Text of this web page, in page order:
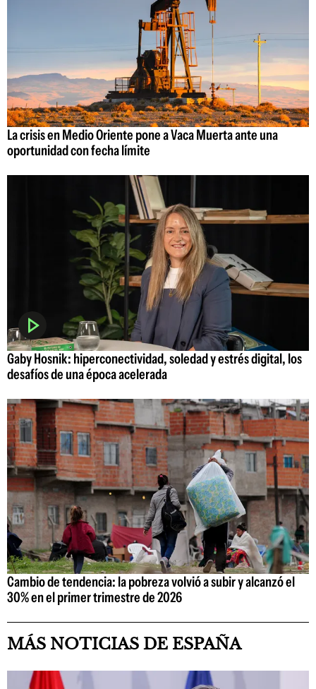
La crisis en Medio Oriente pone a Vaca Muerta ante una
oportunidad con fecha límite
Gaby Hosnik: hiperconectividad, soledad y estrés digital, los
desafíos de una época acelerada
Cambio de tendencia: la pobreza volvió a subir y alcanzó el
30% en el primer trimestre de 2026
MÁS NOTICIAS DE ESPAÑA